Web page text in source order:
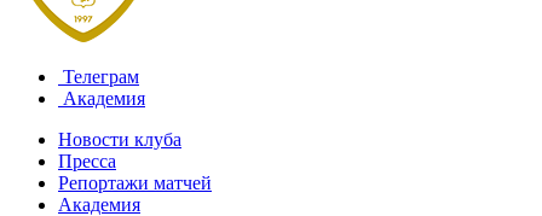
Телеграм
Академия
Новости клуба
Пресса
Репортажи матчей
Академия